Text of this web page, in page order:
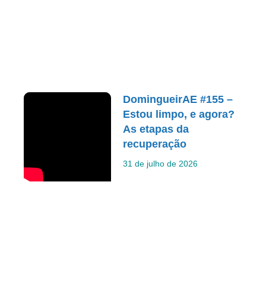
DomingueirAE #155 –
Estou limpo, e agora?
As etapas da
recuperação
31 de julho de 2026